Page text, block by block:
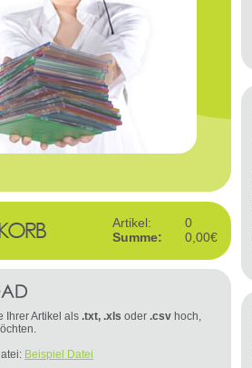
Artikel:
0
Summe:
0,00€
Ihrer Artikel als .txt, .xls oder .csv hoch,
Beispiel Datei